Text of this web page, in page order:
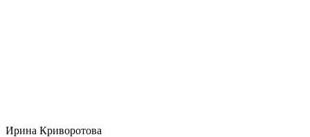
Ирина Криворотова